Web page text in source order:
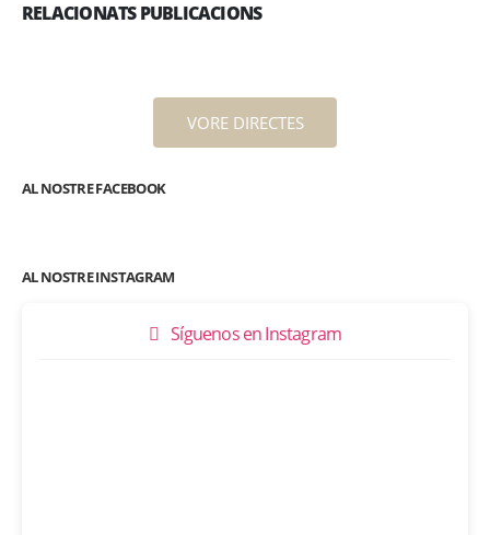
RELACIONATS PUBLICACIONS
VORE DIRECTES
AL NOSTRE FACEBOOK
AL NOSTRE INSTAGRAM
Síguenos en Instagram